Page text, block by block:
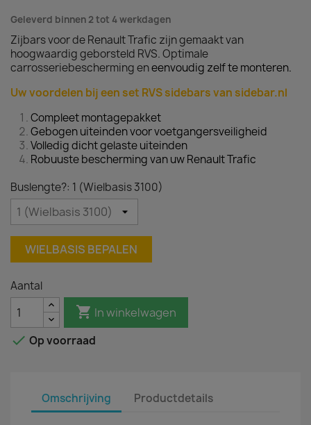
Geleverd binnen 2 tot 4 werkdagen
Zijbars voor de Renault Trafic zijn gemaakt van
hoogwaardig geborsteld RVS. Optimale
carrosseriebescherming eneenvoudig zelf te monteren.
Uw voordelen bij een set RVS sidebars van sidebar.nl
Compleet montagepakket
Gebogen uiteinden voor voetgangersveiligheid
Volledig dicht gelaste uiteinden
Robuuste bescherming van uw Renault Trafic
Buslengte?: 1 (Wielbasis 3100)
WIELBASIS BEPALEN
Aantal
 In winkelwagen
 Op voorraad
Omschrijving Productdetails